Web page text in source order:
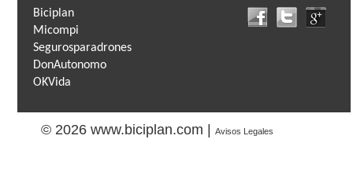
Biciplan
Micompi
Segurosparadrones
DonAutonomo
OKVida
© 2026 www.biciplan.com |Avisos Legales